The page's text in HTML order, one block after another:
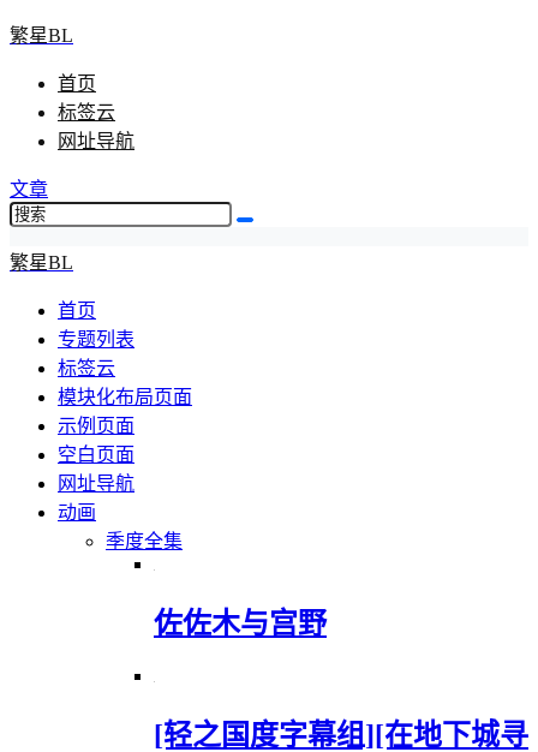
繁星BL
首页
标签云
网址导航
文章
繁星BL
首页
专题列表
标签云
模块化布局页面
示例页面
空白页面
网址导航
动画
季度全集
佐佐木与宫野
[轻之国度字幕组][在地下城寻